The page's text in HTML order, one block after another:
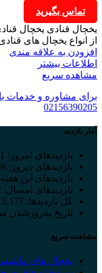
تماس بگیرید
یخچال قنادی یخچال
از انواع یخچال های
افزودن به علاقه مندی
اطلاعات بیشتر
مشاهده سریع
02156390205
آمار بازدید
بازدیدهای امروز:
بازدیدهای دیروز:
بازدیدهای این
بازدیدهای امسال:
کل بازدیدها:
تاریخ به‌روزشدن
مشاهده سریع
یخچال های